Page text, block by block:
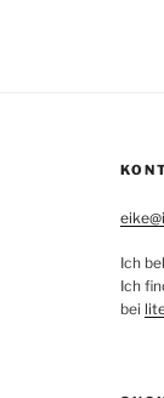
Ich
Ich
bei